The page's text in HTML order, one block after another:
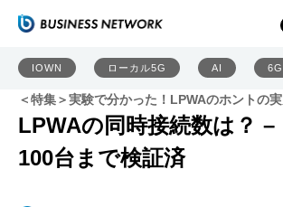
IOWN ローカル5G AI 6G
＜特集＞実験で分かった！LPWAのホントの実
LPWAの同時接続数は？ –
100台まで検証済